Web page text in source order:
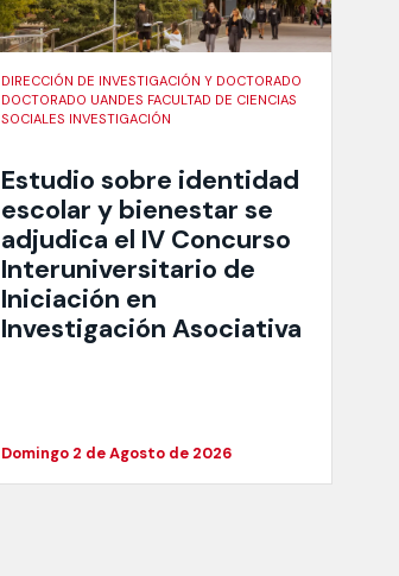
DIRECCIÓN DE INVESTIGACIÓN Y DOCTORADO
DOCTORADO UANDES FACULTAD DE CIENCIAS
SOCIALES INVESTIGACIÓN
Estudio sobre identidad
escolar y bienestar se
adjudica el IV Concurso
Interuniversitario de
Iniciación en
Investigación Asociativa
Domingo 2 de Agosto de 2026